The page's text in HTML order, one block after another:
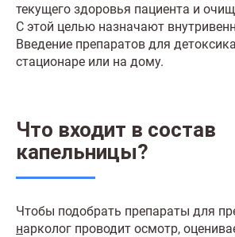
текущего здоровья пациента и
С этой целью назначают
Введение препаратов для
стационаре или на дому.
Что входит в состав
капельницы?
Чтобы подобрать препараты для
нарколог проводит осмотр,